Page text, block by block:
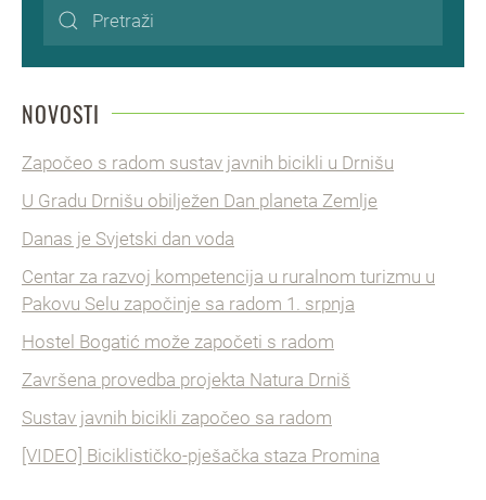
NOVOSTI
Započeo s radom sustav javnih bicikli u Drnišu
U Gradu Drnišu obilježen Dan planeta Zemlje
Danas je Svjetski dan voda
Centar za razvoj kompetencija u ruralnom turizmu u
Pakovu Selu započinje sa radom 1. srpnja
Hostel Bogatić može započeti s radom
Završena provedba projekta Natura Drniš
Sustav javnih bicikli započeo sa radom
[VIDEO] Biciklističko-pješačka staza Promina